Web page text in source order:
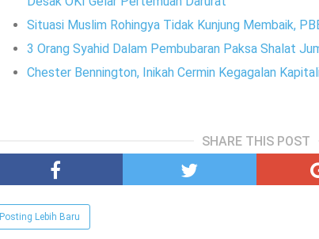
Situasi Muslim Rohingya Tidak Kunjung Membaik,
3 Orang Syahid Dalam Pembubaran Paksa Shalat
Chester Bennington, Inikah Cermin Kegagalan
SHARE THIS POST
Posting Lebih Baru